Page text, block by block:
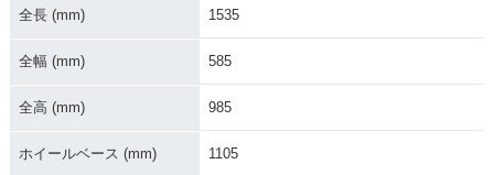
全長 (mm) 1535
全幅 (mm) 585
全高 (mm) 985
ホイールベース (mm) 1105